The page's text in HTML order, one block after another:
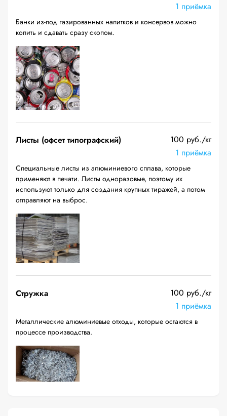
1 приёмка
Банки из-под газированных напитков и консервов можно
копить и сдавать сразу скопом.
Листы (офсет типографский)
100 руб./кг
1 приёмка
Специальные листы из алюминиевого сплава, которые
применяют в печати. Листы одноразовые, поэтому их
используют только для создания крупных тиражей, а потом
отправляют на выброс.
Стружка
100 руб./кг
1 приёмка
Металлические алюминиевые отходы, которые остаются в
процессе производства.